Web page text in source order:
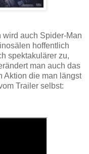
wird auch Spider-Man
hoffentlich
spektakulärer zu,
man auch das
Aktion die man längst
Trailer selbst: